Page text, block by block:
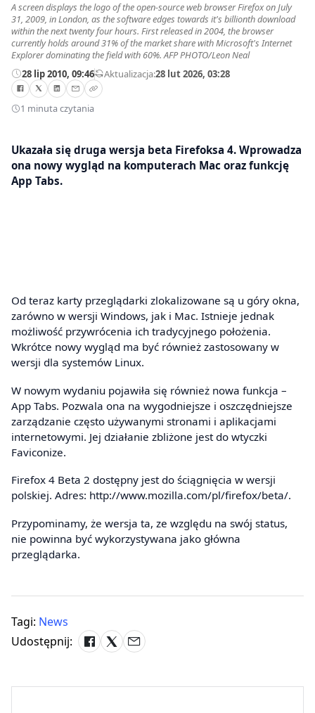
A screen displays the logo of the open-source web browser Firefox on July
31, 2009, in London, as the software edges towards it's billionth download
within the next twenty four hours. First released in 2004, the browser
currently holds around 31% of the market share with Microsoft's Internet
Explorer dominating the field with 60%. AFP PHOTO/Leon Neal
28 lip 2010, 09:46—Aktualizacja:28 lut 2026, 03:28
1 minuta czytania
Ukazała się druga wersja beta Firefoksa 4. Wprowadza
ona nowy wygląd na komputerach Mac oraz funkcję
App Tabs.
Od teraz karty przeglądarki zlokalizowane są u góry okna,
zarówno w wersji Windows, jak i Mac. Istnieje jednak
możliwość przywrócenia ich tradycyjnego położenia.
Wkrótce nowy wygląd ma być również zastosowany w
wersji dla systemów Linux.
W nowym wydaniu pojawiła się również nowa funkcja –
App Tabs. Pozwala ona na wygodniejsze i oszczędniejsze
zarządzanie często używanymi stronami i aplikacjami
internetowymi. Jej działanie zbliżone jest do wtyczki
Faviconize.
Firefox 4 Beta 2 dostępny jest do ściągnięcia w wersji
polskiej. Adres: http://www.mozilla.com/pl/firefox/beta/.
Przypominamy, że wersja ta, ze względu na swój status,
nie powinna być wykorzystywana jako główna
przeglądarka.
Tagi: News
Udostępnij: